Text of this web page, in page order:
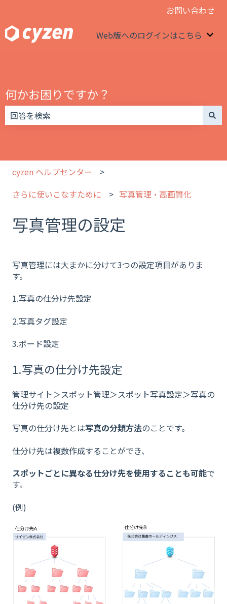
お問い合わせ
Web版へのログインはこちら
何かお困りですか？
cyzen ヘルプセンター
さらに使いこなすために
写真管理・高画質化
写真管理の設定
写真管理には大まかに分けて3つの設定項目がありま
す。
1.写真の仕分け先設定
2.写真タグ設定
3.ボード設定
1.写真の仕分け先設定
管理サイト＞スポット管理＞スポット写真設定＞写真の
仕分け先の設定
写真の仕分け先とは写真の分類方法のことです。
仕分け先は複数作成することができ、
スポットごとに異なる仕分け先を使用することも可能で
す。
(例)